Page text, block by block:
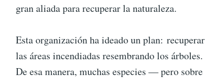
gran aliada para recuperar la naturaleza.
Esta organización ha ideado un plan: recuperar
las áreas incendiadas resembrando los árboles.
De esa manera, muchas especies ― pero sobre